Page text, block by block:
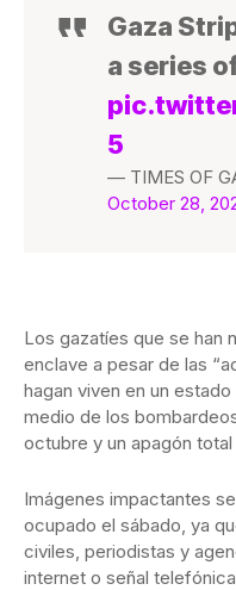
Gaza
a series
5
— TIMES OF
October 28,
Los gazatíes que se han
enclave a pesar de las
hagan viven en un
medio de los
octubre y un apagón
Imágenes impactantes
ocupado el sábado, ya
civiles, periodistas y
internet o señal